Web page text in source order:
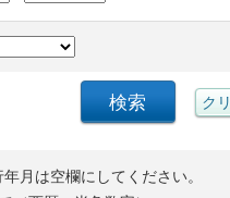
月は空欄にしてください。